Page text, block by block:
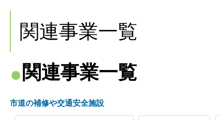
関連事業一覧
関連事業一覧
市道の補修や交通安全施設